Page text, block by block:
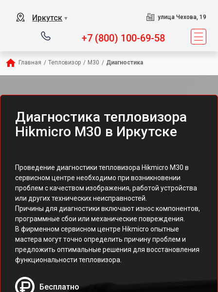
Иркутск ▼ улица Чехова, 19
+7 (800) 100-69-58
Главная / Тепловизор / M30 / Диагностика
Диагностика тепловизора
Hikmicro M30 в Иркутске
Проведение диагностики тепловизора Hikmicro M30 в
сервисном центре необходимо при возникновении
проблем с качеством изображения, работой устройства
или других технических неисправностей.
Причины для диагностики включают износ компонентов,
программные сбои или механические повреждения.
В фирменном сервисном центре Hikmicro опытные
мастера могут точно определить причину проблем и
предложить оптимальные решения для восстановления
функциональности тепловизора.
Бесплатно